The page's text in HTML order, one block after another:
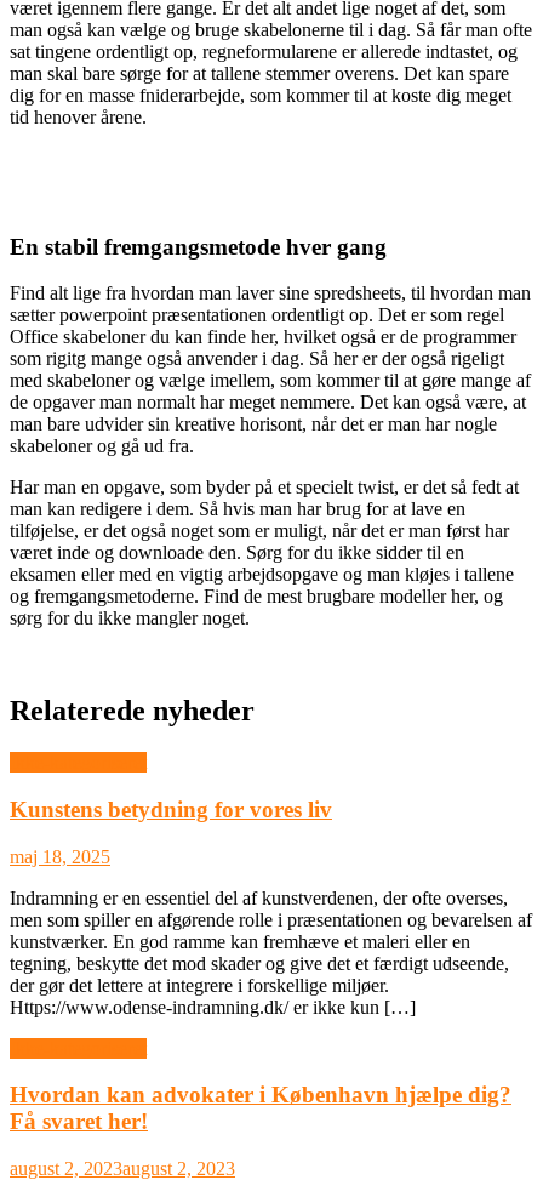
været igennem flere gange. Er det alt andet lige noget af det, som
man også kan vælge og bruge skabelonerne til i dag. Så får man ofte
sat tingene ordentligt op, regneformularene er allerede indtastet, og
man skal bare sørge for at tallene stemmer overens. Det kan spare
dig for en masse fniderarbejde, som kommer til at koste dig meget
tid henover årene.
En stabil fremgangsmetode hver gang
Find alt lige fra hvordan man laver sine spredsheets, til hvordan man
sætter powerpoint præsentationen ordentligt op. Det er som regel
Office skabeloner du kan finde her, hvilket også er de programmer
som rigitg mange også anvender i dag. Så her er der også rigeligt
med skabeloner og vælge imellem, som kommer til at gøre mange af
de opgaver man normalt har meget nemmere. Det kan også være, at
man bare udvider sin kreative horisont, når det er man har nogle
skabeloner og gå ud fra.
Har man en opgave, som byder på et specielt twist, er det så fedt at
man kan redigere i dem. Så hvis man har brug for at lave en
tilføjelse, er det også noget som er muligt, når det er man først har
været inde og downloade den. Sørg for du ikke sidder til en
eksamen eller med en vigtig arbejdsopgave og man kløjes i tallene
og fremgangsmetoderne. Find de mest brugbare modeller her, og
sørg for du ikke mangler noget.
Relaterede nyheder
Kunstens betydning for vores liv
maj 18, 2025
Indramning er en essentiel del af kunstverdenen, der ofte overses,
men som spiller en afgørende rolle i præsentationen og bevarelsen af
kunstværker. En god ramme kan fremhæve et maleri eller en
tegning, beskytte det mod skader og give det et færdigt udseende,
der gør det lettere at integrere i forskellige miljøer.
Https://www.odense-indramning.dk/ er ikke kun […]
Hvordan kan advokater i København hjælpe dig?
Få svaret her!
august 2, 2023august 2, 2023